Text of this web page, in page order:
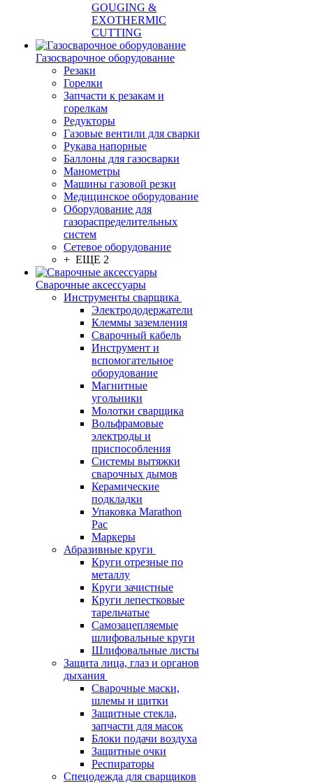
GOUGING &
EXOTHERMIC
CUTTING
Газосварочное оборудование
Резаки
Горелки
Запчасти к резакам и
горелкам
Редукторы
Газовые вентили для сварки
Рукава напорные
Баллоны для газосварки
Манометры
Машины газовой резки
Медицинское оборудование
Оборудование для
газораспределительных
систем
Сетевое оборудование
+ ЕЩЕ 2
Сварочные аксессуары
Инструменты сварщика
Электрододержатели
Клеммы заземления
Сварочный кабель
Инструмент и
вспомогательное
оборудование
Магнитные
угольники
Молотки сварщика
Вольфрамовые
электроды и
приспособления
Системы вытяжки
сварочных дымов
Керамические
подкладки
Упаковка Marathon
Pac
Маркеры
Абразивные круги
Круги отрезные по
металлу
Круги зачистные
Круги лепестковые
тарельчатые
Самозацепляемые
шлифовальные круги
Шлифовальные листы
Защита лица, глаз и органов
дыхания
Сварочные маски,
шлемы и щитки
Защитные стекла,
запчасти для масок
Блоки подачи воздуха
Защитные очки
Респираторы
Спецодежда для сварщиков